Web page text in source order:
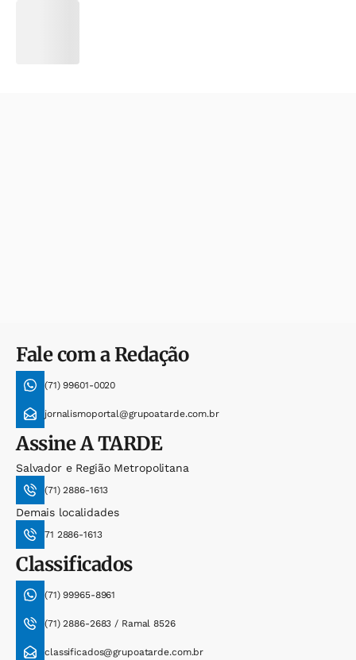
Fale com a Redação
(71) 99601-0020
jornalismoportal@grupoatarde.com.br
AssineA TARDE
Salvador e Região Metropolitana
(71) 2886-1613
Demais localidades
71 2886-1613
Classificados
(71) 99965-8961
(71) 2886-2683 / Ramal 8526
classificados@grupoatarde.com.br